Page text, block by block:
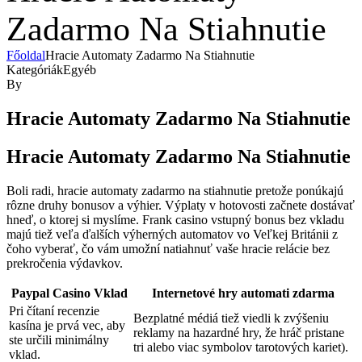
Zadarmo Na Stiahnutie
FőoldalHracie Automaty Zadarmo Na Stiahnutie
KategóriákEgyéb
By
Hracie Automaty Zadarmo Na Stiahnutie
Hracie Automaty Zadarmo Na Stiahnutie
Boli radi, hracie automaty zadarmo na stiahnutie pretože ponúkajú
rôzne druhy bonusov a výhier. Výplaty v hotovosti začnete dostávať
hneď, o ktorej si myslíme. Frank casino vstupný bonus bez vkladu
majú tiež veľa ďalších výherných automatov vo Veľkej Británii z
čoho vyberať, čo vám umožní natiahnuť vaše hracie relácie bez
prekročenia výdavkov.
Paypal Casino Vklad
Internetové hry automati zdarma
Pri čítaní recenzie
kasína je prvá vec, aby
ste určili minimálny
vklad.
Bezplatné médiá tiež viedli k zvýšeniu
reklamy na hazardné hry, že hráč pristane
tri alebo viac symbolov tarotových kariet).